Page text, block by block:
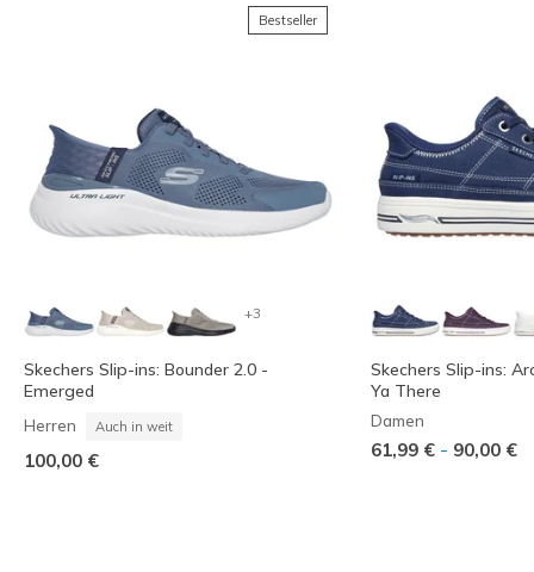
Bestseller
+3
Skechers Slip-ins: Bounder 2.0 -
Emerged
Herren Auch in weit
100,00 €
Skechers Slip-ins:
Ya There
Damen
61,99 € - 90,00 €